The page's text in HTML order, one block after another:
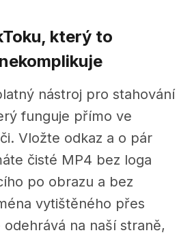
který to
nástroj pro stahování
funguje přímo ve
Vložte odkaz a o pár
čisté MP4 bez loga
po obrazu a bez
vytištěného přes
odehrává na naší straně,